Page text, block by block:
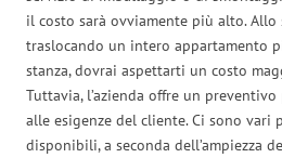
il costo sarà ovviamente più alto. Allo
traslocando un intero appartamento
stanza, dovrai aspettarti un costo
Tuttavia, l’azienda offre un
alle esigenze del cliente. Ci sono vari
disponibili, a seconda dell’ampiezza